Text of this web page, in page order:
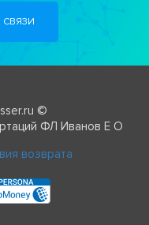
©
ФЛ Иванов Е О
возврата